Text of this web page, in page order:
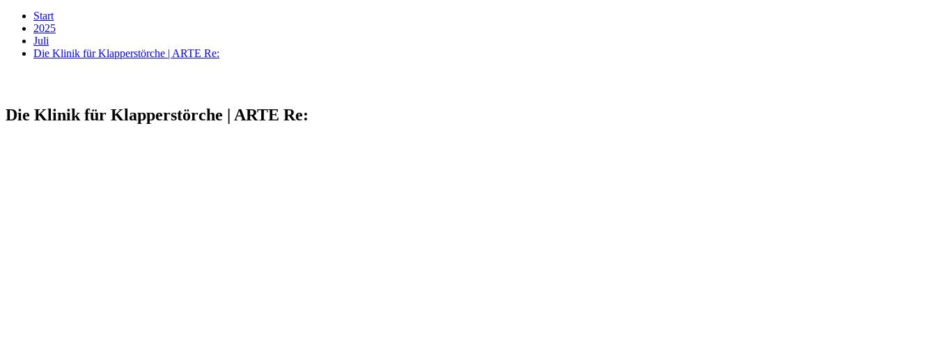
Start
2025
Juli
Die Klinik für Klapperstörche | ARTE Re:
Die Klinik für Klapperstörche | ARTE Re: